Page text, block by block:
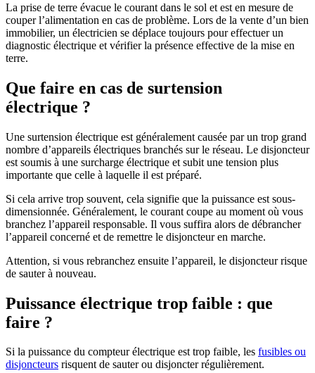
La prise de terre évacue le courant dans le sol et est en mesure de
couper l’alimentation en cas de problème. Lors de la vente d’un bien
immobilier, un électricien se déplace toujours pour effectuer un
diagnostic électrique et vérifier la présence effective de la mise en
terre.
Que faire en cas de surtension
électrique ?
Une surtension électrique est généralement causée par un trop grand
nombre d’appareils électriques branchés sur le réseau. Le disjoncteur
est soumis à une surcharge électrique et subit une tension plus
importante que celle à laquelle il est préparé.
Si cela arrive trop souvent, cela signifie que la puissance est sous-
dimensionnée. Généralement, le courant coupe au moment où vous
branchez l’appareil responsable. Il vous suffira alors de débrancher
l’appareil concerné et de remettre le disjoncteur en marche.
Attention, si vous rebranchez ensuite l’appareil, le disjoncteur risque
de sauter à nouveau.
Puissance électrique trop faible : que
faire ?
Si la puissance du compteur électrique est trop faible, les fusibles ou
disjoncteurs risquent de sauter ou disjoncter régulièrement.